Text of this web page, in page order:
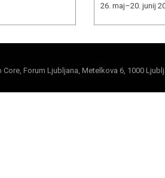
26. maj–20. junij
Core, Forum Ljubljana, Metelkova 6, 1000